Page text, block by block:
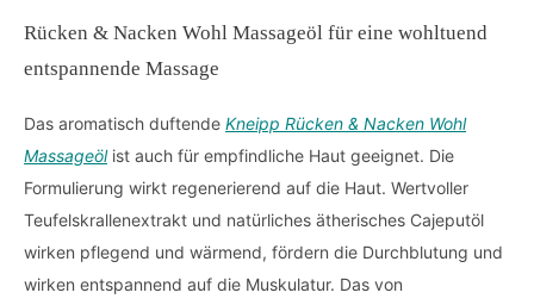
Rücken & Nacken Wohl Massageöl für eine wohltuend
entspannende Massage
Das aromatisch duftende Kneipp Rücken & Nacken Wohl
Massageölist auch für empfindliche Haut geeignet. Die
Formulierung wirkt regenerierend auf die Haut. Wertvoller
Teufelskrallenextrakt und natürliches ätherisches Cajeputöl
wirken pflegend und wärmend, fördern die Durchblutung und
wirken entspannend auf die Muskulatur. Das von